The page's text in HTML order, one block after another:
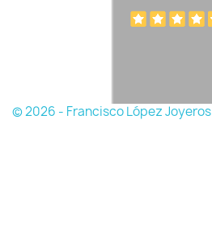
© 2026 - Francisco López Joyeros